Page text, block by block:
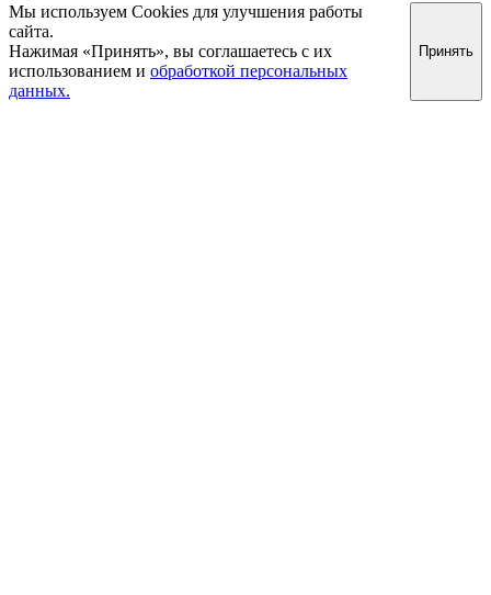
Мы используем Cookies для улучшения работы
сайта.
Нажимая «Принять», вы соглашаетесь с их
использованием и обработкой персональных
данных.
Принять